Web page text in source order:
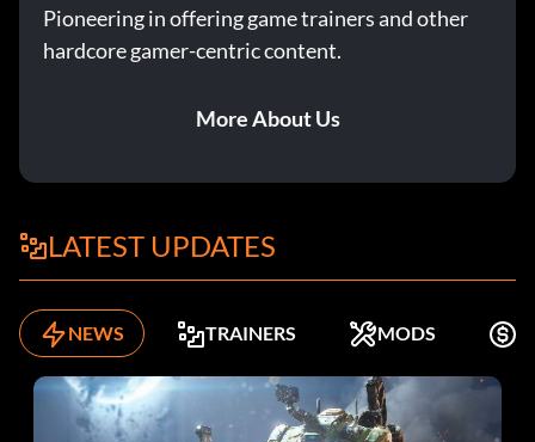
Pioneering in offering game trainers and other
hardcore gamer-centric content.
More About Us
LATEST UPDATES
NEWS TRAINERS MODS